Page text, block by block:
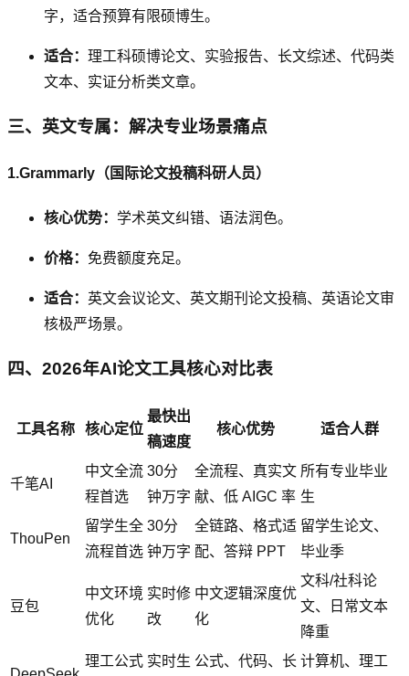
字，适合预算有限硕博生。
适合： 理工科硕博论文、实验报告、长文综述、代码类
文本、实证分析类文章。
三、英文专属：解决专业场景痛点
1.Grammarly（国际论文投稿科研人员）
核心优势： 学术英文纠错、语法润色。
价格： 免费额度充足。
适合： 英文会议论文、英文期刊论文投稿、英语论文审
核极严场景。
四、2026年AI论文工具核心对比表
工具名称 核心定位
最快出
稿速度
核心优势 适合人群
千笔AI
中文全流
程首选
30分
钟万字
全流程、真实文
献、低 AIGC 率
所有专业毕业
生
ThouPen
留学生全
流程首选
30分
钟万字
全链路、格式适
配、答辩 PPT
留学生论文、
毕业季
豆包
中文环境
优化
实时修
改
中文逻辑深度优
化
文科/社科论
文、日常文本
降重
理工公式 实时生 公式、代码、长 计算机、理工